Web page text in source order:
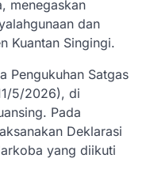
menegaskan
dan
Kuantan Singingi.
Pengukuhan Satgas
5/2026), di
Pada
Deklarasi
yang diikuti